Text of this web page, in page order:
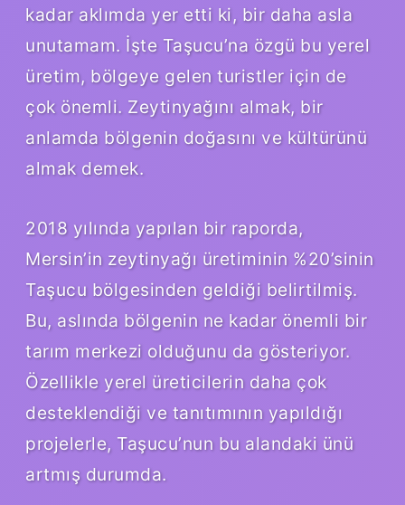
kadar aklımda yer etti ki, bir daha asla
unutamam. İşte Taşucu’na özgü bu yerel
üretim, bölgeye gelen turistler için de
çok önemli. Zeytinyağını almak, bir
anlamda bölgenin doğasını ve kültürünü
almak demek.
2018 yılında yapılan bir raporda,
Mersin’in zeytinyağı üretiminin %20’sinin
Taşucu bölgesinden geldiği belirtilmiş.
Bu, aslında bölgenin ne kadar önemli bir
tarım merkezi olduğunu da gösteriyor.
Özellikle yerel üreticilerin daha çok
desteklendiği ve tanıtımının yapıldığı
projelerle, Taşucu’nun bu alandaki ünü
artmış durumda.